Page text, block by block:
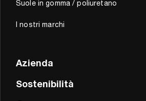
Suole in gomma / poliuretano
I nostri marchi
Azienda
Sostenibilità